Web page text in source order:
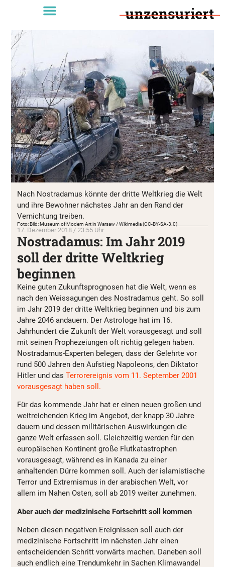
Nach Nostradamus könnte der dritte Weltkrieg die Welt
und ihre Bewohner nächstes Jahr an den Rand der
Vernichtung treiben.
Foto: Bild: Museum of Modern Art in Warsaw / Wikimedia (CC-BY-SA-3.0)
17. Dezember 2018 / 23:55 Uhr
Nostradamus: Im Jahr 2019
soll der dritte Weltkrieg
beginnen
Keine guten Zukunftsprognosen hat die Welt, wenn es
nach den Weissagungen des Nostradamus geht. So soll
im Jahr 2019 der dritte Weltkrieg beginnen und bis zum
Jahre 2046 andauern. Der Astrologe hat im 16.
Jahrhundert die Zukunft der Welt vorausgesagt und soll
mit seinen Prophezeiungen oft richtig gelegen haben.
Nostradamus-Experten belegen, dass der Gelehrte vor
rund 500 Jahren den Aufstieg Napoleons, den Diktator
Hitler und das Terrorereignis vom 11. September 2001
vorausgesagt haben soll.
Für das kommende Jahr hat er einen neuen großen und
weitreichenden Krieg im Angebot, der knapp 30 Jahre
dauern und dessen militärischen Auswirkungen die
ganze Welt erfassen soll. Gleichzeitig werden für den
europäischen Kontinent große Flutkatastrophen
vorausgesagt, während es in Kanada zu einer
anhaltenden Dürre kommen soll. Auch der islamistische
Terror und Extremismus in der arabischen Welt, vor
allem im Nahen Osten, soll ab 2019 weiter zunehmen.
Aber auch der medizinische Fortschritt soll kommen
Neben diesen negativen Ereignissen soll auch der
medizinische Fortschritt im nächsten Jahr einen
entscheidenden Schritt vorwärts machen. Daneben soll
auch endlich eine Trendumkehr in Sachen Klimawandel